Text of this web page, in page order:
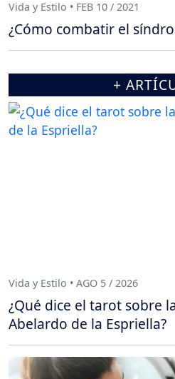
Vida y Estilo • FEB 10 / 2021
¿Cómo combatir el
+
Vida y Estilo • AGO 5 / 2026
¿Qué dice el tarot sobre
Abelardo de la Espriella?